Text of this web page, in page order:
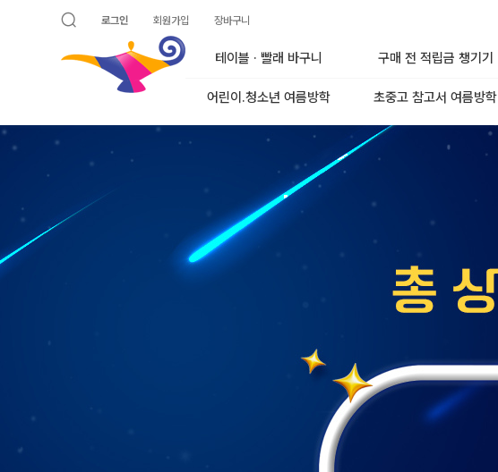
로그인 회원가입 장바구니
테이블 · 빨래 바구니 구매 전 적립금 챙기기
어린이.청소년 여름방학 초중고 참고서 여름방학